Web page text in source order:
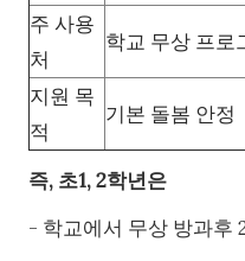
주 사용
처
학교 무상 프로
지원 목
적
기본 돌봄 안정
즉, 초1, 2학년은
- 학교에서 무상 방과후